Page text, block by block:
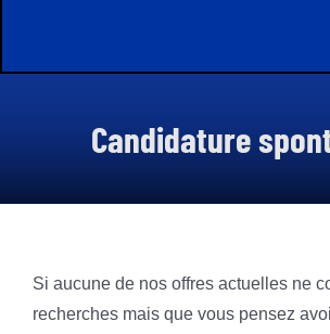
à Propos de nous
Nos Offres
Nous rejoindre
Candidature
Si aucune de nos offres actuelles ne
recherches mais que vous pensez